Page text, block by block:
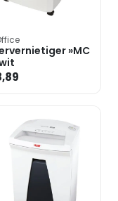
»MC